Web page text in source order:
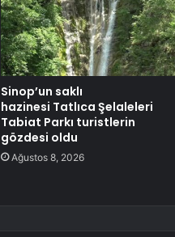
Sinop’un saklı
hazinesi Tatlıca Şelaleleri
Tabiat Parkı turistlerin
gözdesi oldu
Ağustos 8, 2026